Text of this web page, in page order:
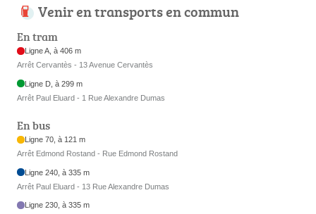
Venir en transports en commun
En tram
Ligne A, à 406 m
Arrêt Cervantès - 13 Avenue Cervantès
Ligne D, à 299 m
Arrêt Paul Eluard - 1 Rue Alexandre Dumas
En bus
Ligne 70, à 121 m
Arrêt Edmond Rostand - Rue Edmond Rostand
Ligne 240, à 335 m
Arrêt Paul Eluard - 13 Rue Alexandre Dumas
Ligne 230, à 335 m